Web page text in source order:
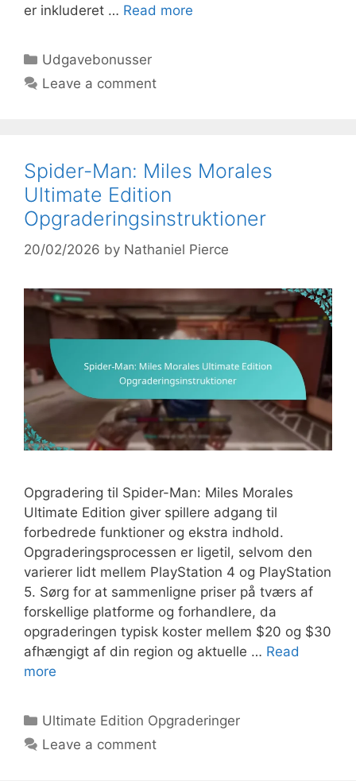
er inkluderet … Read more
Categories
Udgavebonusser
Leave a comment
Spider-Man: Miles Morales
Ultimate Edition
Opgraderingsinstruktioner
20/02/2026 by Nathaniel Pierce
Opgradering til Spider-Man: Miles Morales
Ultimate Edition giver spillere adgang til
forbedrede funktioner og ekstra indhold.
Opgraderingsprocessen er ligetil, selvom den
varierer lidt mellem PlayStation 4 og PlayStation
5. Sørg for at sammenligne priser på tværs af
forskellige platforme og forhandlere, da
opgraderingen typisk koster mellem $20 og $30
afhængigt af din region og aktuelle … Read
more
Categories
Ultimate Edition Opgraderinger
Leave a comment